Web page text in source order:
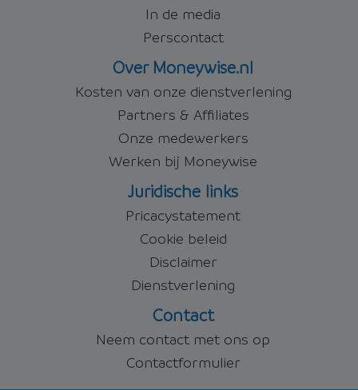
In de media
Perscontact
Over Moneywise.nl
Kosten van onze dienstverlening
Partners & Affiliates
Onze medewerkers
Werken bij Moneywise
Juridische links
Pricacystatement
Cookie beleid
Disclaimer
Dienstverlening
Contact
Neem contact met ons op
Contactformulier